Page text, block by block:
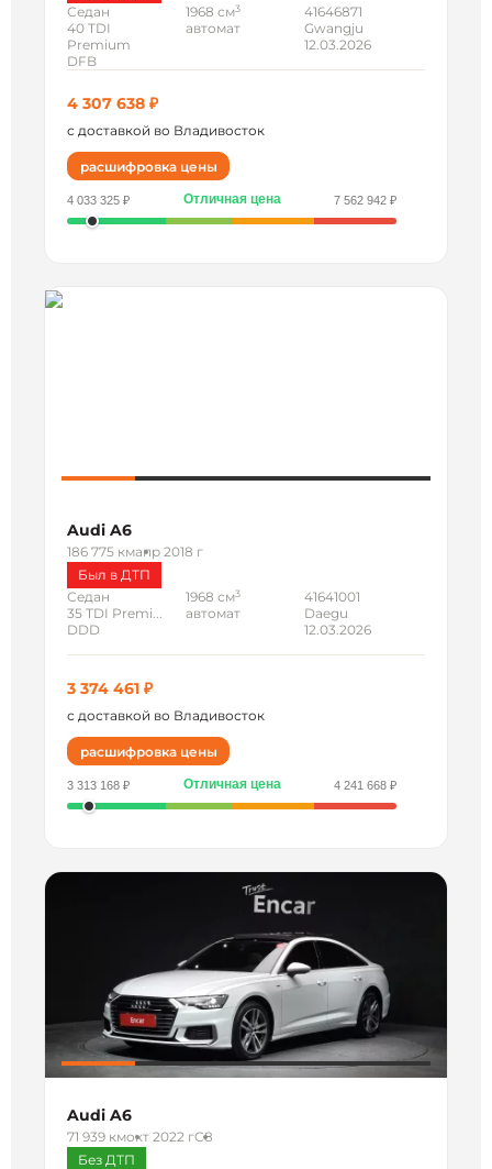
Седан
40 TDI
Premium
DFB
1968 см3
автомат
41646871
Gwangju
12.03.2026
4 307 638 ₽
с доставкой во Владивосток
расшифровка цены
4 033 325 ₽ Отличная цена 7 562 942 ₽
Audi A6
186 775 кмапр 2018 г
Был в ДТП
Седан
35 TDI Premi...
DDD
1968 см3
автомат
41641001
Daegu
12.03.2026
3 374 461 ₽
с доставкой во Владивосток
расшифровка цены
3 313 168 ₽ Отличная цена 4 241 668 ₽
Audi A6
71 939 кмокт 2022 гC8
Без ДТП